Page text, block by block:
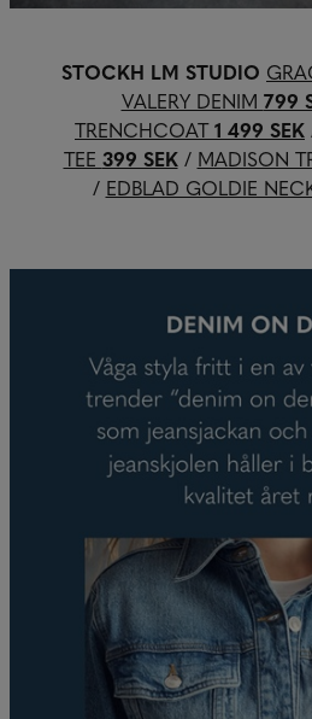
STOCKH LM STUDIO
VALERY DENIM 799
TRENCHCOAT1 499 SEK
TEE 399 SEK/ MADISON
/ EDBLAD GOLDIE